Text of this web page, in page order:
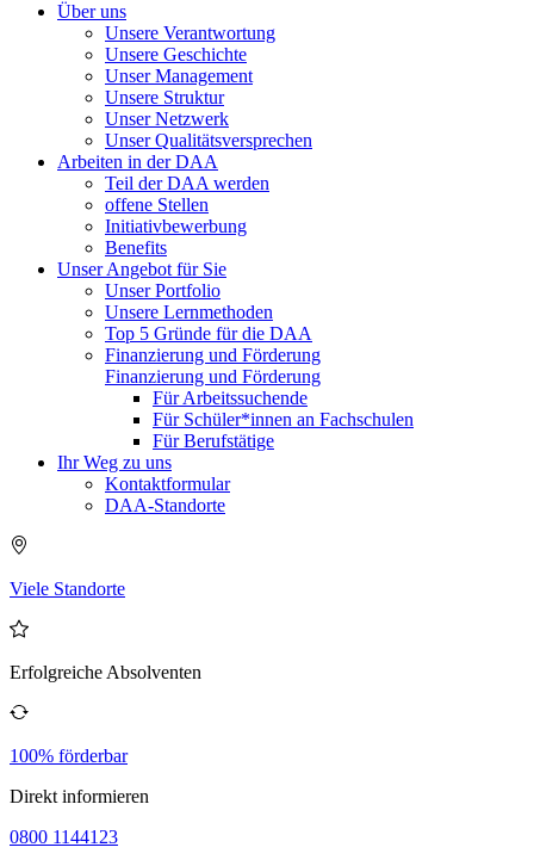
Über uns
Unsere Verantwortung
Unsere Geschichte
Unser Management
Unsere Struktur
Unser Netzwerk
Unser Qualitätsversprechen
Arbeiten in der DAA
Teil der DAA werden
offene Stellen
Initiativbewerbung
Benefits
Unser Angebot für Sie
Unser Portfolio
Unsere Lernmethoden
Top 5 Gründe für die DAA
Finanzierung und Förderung
Finanzierung und Förderung
Für Arbeitssuchende
Für Schüler*innen an Fachschulen
Für Berufstätige
Ihr Weg zu uns
Kontaktformular
DAA-Standorte
Viele Standorte
Erfolgreiche Absolventen
100% förderbar
Direkt informieren
0800 1144123